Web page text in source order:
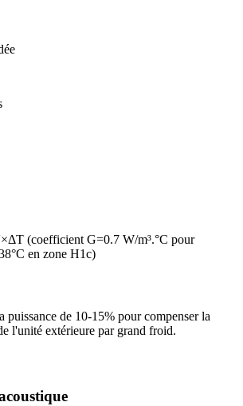
(coefficient G=0.7 W/m³.°C pour
en zone H1c)
puissance de 10-15% pour compenser la
l'unité extérieure par grand froid.